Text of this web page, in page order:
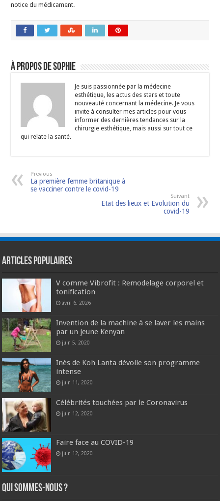
notice du médicament.
À propos de Sophie
Je suis passionnée par la médecine
esthétique, les actus des stars et toute
nouveauté concernant la médecine. Je vous
invite à consulter mes articles pour vous
informer des dernières tendances sur la
chirurgie esthétique, mais aussi sur tout ce
qui relate la santé.
Previous
La première femme britanique à
se vacciner contre le covid-19
Suivant
Etat des lieux et Evolution du
covid-19
Articles populaires
V comme Vibrofit : Remodelage corporel et
tonification
avril 6, 2026
Invention de la machine à se laver les mains
par un jeune Kenyan
juin 5, 2020
Inès de Koh Lanta dévoile son programme
intense
juin 11, 2020
Célébrités touchées par le Coronavirus
juin 12, 2020
Faire face au COVID-19
juin 12, 2020
Qui sommes-nous ?